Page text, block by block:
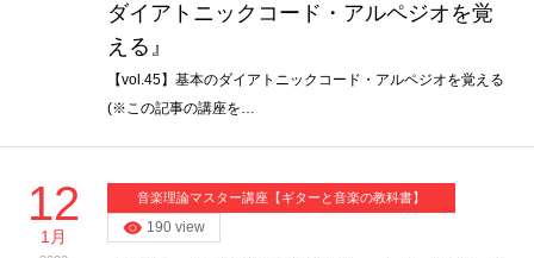
ダイアトニックコード・アルペジオを覚
える』
【vol.45】基本のダイアトニックコード・アルペジオを覚える
(※この記事の講座を…
12
1月
音楽理論マスター講座【ギターと音楽の教科書】
190 view
記事まとめ
お問い合わせ